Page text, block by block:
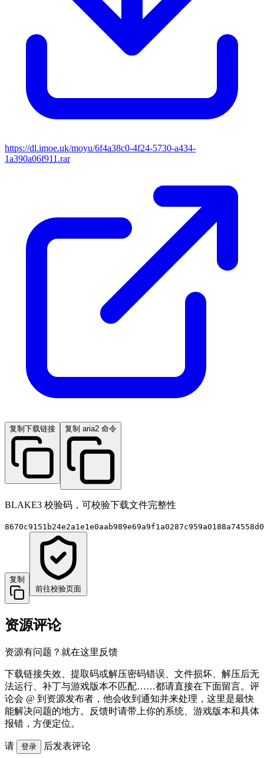
https://dl.imoe.uk/moyu/6f4a38c0-4f24-5730-a434-
1a390a06f911.rar
复制下载链接 复制 aria2 命令
BLAKE3 校验码，可校验下载文件完整性
复制
前往校验页面
资源评论
资源有问题？就在这里反馈
下载链接失效、提取码或解压密码错误、文件损坏、解压后无
法运行、补丁与游戏版本不匹配……都请直接在下面留言。评
论会 @ 到资源发布者，他会收到通知并来处理，这里是最快
能解决问题的地方。反馈时请带上你的系统、游戏版本和具体
报错，方便定位。
请 登录 后发表评论